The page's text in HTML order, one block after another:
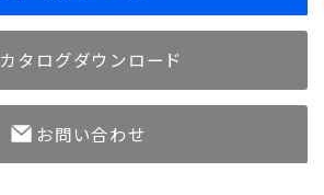
カタログダウンロード
お問い合わせ